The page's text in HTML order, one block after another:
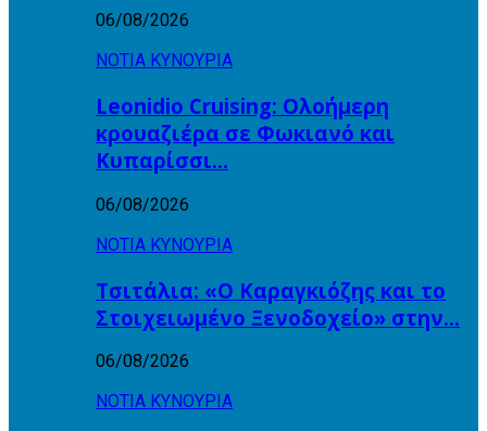
06/08/2026
ΝΟΤΙΑ ΚΥΝΟΥΡΙΑ
Leonidio Cruising: Ολοήμερη
κρουαζιέρα σε Φωκιανό και
Κυπαρίσσι…
06/08/2026
ΝΟΤΙΑ ΚΥΝΟΥΡΙΑ
Τσιτάλια: «Ο Καραγκιόζης και το
Στοιχειωμένο Ξενοδοχείο» στην…
06/08/2026
ΝΟΤΙΑ ΚΥΝΟΥΡΙΑ